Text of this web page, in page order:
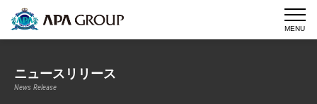
MENU
ニュースリリース
News Release